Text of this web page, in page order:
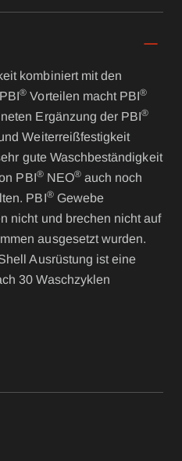
kombiniert mit den
® Vorteilen macht PBI®
Ergänzung der PBI®
Weiterreißfestigkeit
gute Waschbeständigkeit
PBI®NEO®auch noch
PBI®Gewebe
nicht und brechen nicht auf
ausgesetzt wurden.
Ausrüstung ist eine
30 Waschzyklen